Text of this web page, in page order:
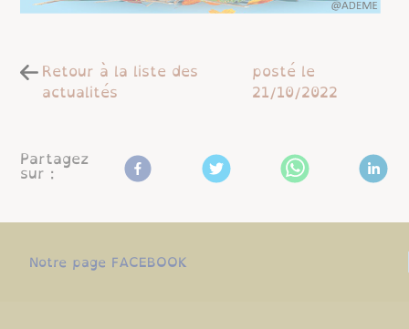
Retour à la liste des
actualités
posté le
21/10/2022
Partagez
sur :
Notre page FACEBOOK